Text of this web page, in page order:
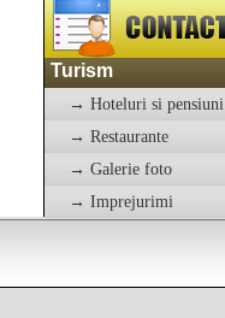
Turism
→ Hoteluri si pensiuni
→ Restaurante
→ Galerie foto
→ Imprejurimi